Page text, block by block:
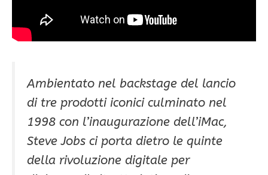
Ambientato nel backstage del lancio
di tre prodotti iconici culminato nel
1998 con l’inaugurazione dell’iMac,
Steve Jobs ci porta dietro le quinte
della rivoluzione digitale per